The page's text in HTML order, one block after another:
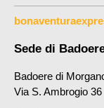
Sede di
Badoere di
Via S. Ambrogio 36